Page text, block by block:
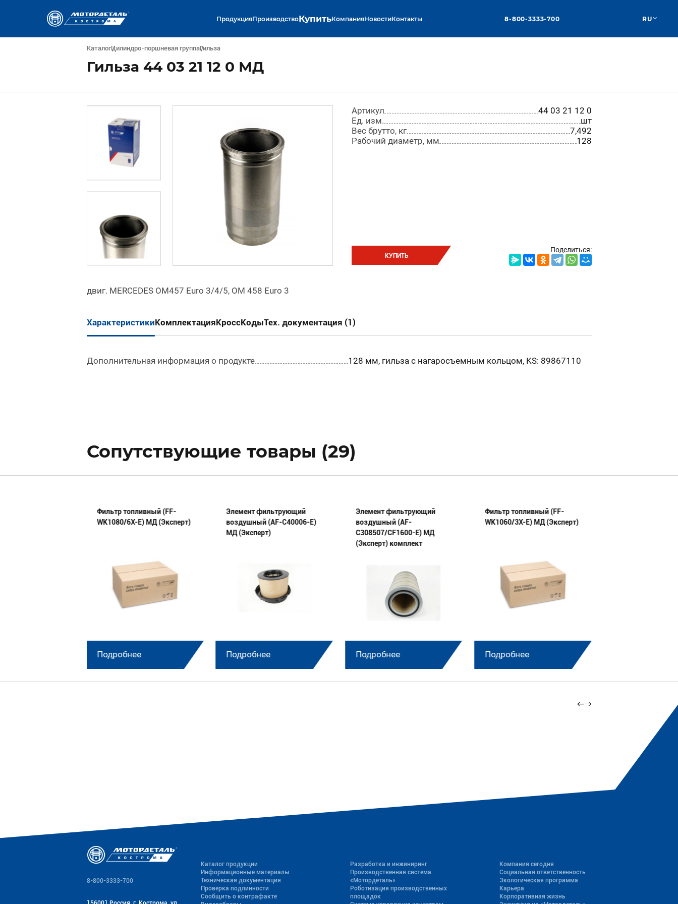
ПродукцияПроизводствоКупитьКомпанияНовостиКонтакты 8-800-3333-700 RU
КаталогЦилиндро-поршневая группаГильза
Гильза 44 03 21 12 0 МД
Артикул
44 03 21 12 0
Ед. изм.
шт
Вес брутто, кг
7,492
Рабочий диаметр, мм
128
КУПИТЬ
Поделиться:
двиг. MERCEDES OM457 Euro 3/4/5, OM 458 Euro 3
ХарактеристикиКомплектацияКроссКодыТех. документация (1)
Дополнительная информация о продукте 128 мм, гильза с нагаросъемным кольцом, KS: 89867110
Сопутствующие товары (29)
Фильтр топливный (FF-
WK1080/6X-E) МД (Эксперт)
Подробнее
Элемент фильтрующий
воздушный (AF-C40006-E)
МД (Эксперт)
Подробнее
Элемент фильтрующий
воздушный (AF-
C308507/CF1600-E) МД
(Эксперт) комплект
Подробнее
Фильтр топливный (FF-
WK1060/3X-E) МД (Эксперт)
Подробнее
8-800-3333-700
Каталог продукции
Информационные материалы
Техническая документация
Проверка подлинности
Сообщить о контрафакте
Разработка и инжиниринг
Производственная система
«Mотордеталь»
Роботизация производственных
площадок
Компания сегодня
Социальная ответственность
Экологическая программа
Карьера
Корпоративная жизнь